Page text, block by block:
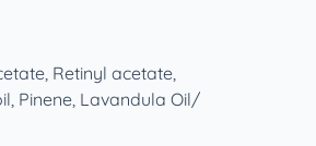
Retinyl acetate,
Pinene, Lavandula Oil/